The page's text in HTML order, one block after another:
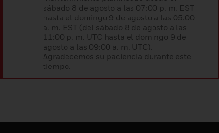
sábado 8 de agosto a las 07:00 p. m. EST
hasta el domingo 9 de agosto a las 05:00
a. m. EST (del sábado 8 de agosto a las
11:00 p. m. UTC hasta el domingo 9 de
agosto a las 09:00 a. m. UTC).
Agradecemos su paciencia durante este
tiempo.